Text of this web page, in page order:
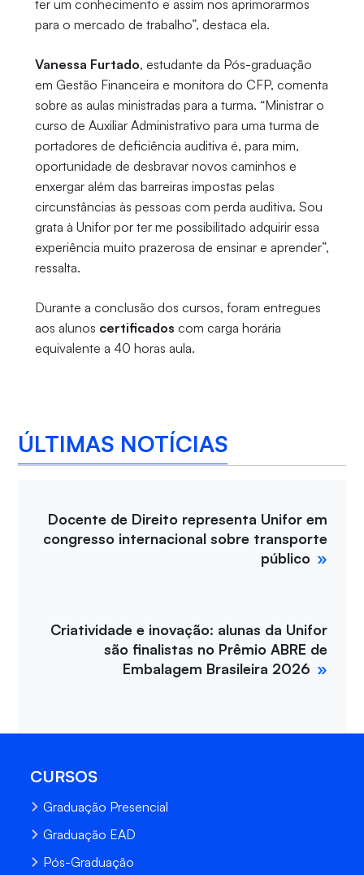
ter um conhecimento e assim nos aprimorarmos
para o mercado de trabalho”, destaca ela.
Vanessa Furtado, estudante da Pós-graduação
em Gestão Financeira e monitora do CFP, comenta
sobre as aulas ministradas para a turma. “Ministrar o
curso de Auxiliar Administrativo para uma turma de
portadores de deficiência auditiva é, para mim,
oportunidade de desbravar novos caminhos e
enxergar além das barreiras impostas pelas
circunstâncias às pessoas com perda auditiva. Sou
grata à Unifor por ter me possibilitado adquirir essa
experiência muito prazerosa de ensinar e aprender”,
ressalta.
Durante a conclusão dos cursos, foram entregues
aos alunos certificados com carga horária
equivalente a 40 horas aula.
ÚLTIMAS NOTÍCIAS
Docente de Direito representa Unifor em
congresso internacional sobre transporte
público
Criatividade e inovação: alunas da Unifor
são finalistas no Prêmio ABRE de
Embalagem Brasileira 2026
CURSOS
Graduação Presencial
Graduação EAD
Pós-Graduação